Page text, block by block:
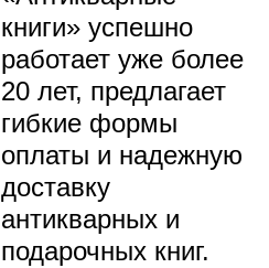
книги» успешно
работает уже более
20 лет, предлагает
гибкие формы
оплаты и надежную
доставку
антикварных и
подарочных книг.